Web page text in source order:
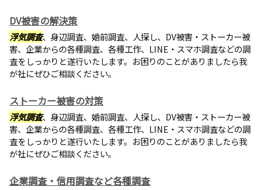
DV被害の解決策
浮気調査、身辺調査、婚前調査、人探し、DV被害・ストーカー被
害、企業からの各種調査、各種工作、LINE・スマホ調査などの調
査をしっかりと遂行いたします。お困りのことがありましたら我
が社にぜひご相談ください。
ストーカー被害の対策
浮気調査、身辺調査、婚前調査、人探し、DV被害・ストーカー被
害、企業からの各種調査、各種工作、LINE・スマホ調査などの調
査をしっかりと遂行いたします。お困りのことがありましたら我
が社にぜひご相談ください。
企業調査・信用調査など各種調査